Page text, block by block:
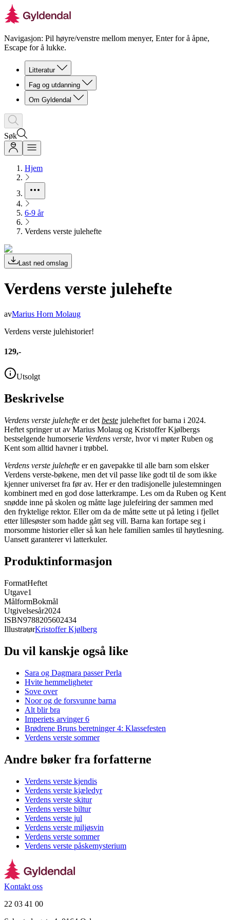
Navigasjon: Pil høyre/venstre mellom menyer, Enter for å åpne,
Escape for å lukke.
Litteratur
Fag og utdanning
Om Gyldendal
Søk
Hjem
6-9 år
Verdens verste julehefte
Last ned omslag
Verdens verste julehefte
avMarius Horn Molaug
Verdens verste julehistorier!
129,-
Utsolgt
Beskrivelse
Verdens verste julehefte er det beste juleheftet for barna i 2024.
Heftet springer ut av Marius Molaug og Kristoffer Kjølbergs
bestselgende humorserie Verdens verste, hvor vi møter Ruben og
Kent som alltid havner i trøbbel.
Verdens verste julehefte er en gavepakke til alle barn som elsker
Verdens verste-bøkene, men det vil passe like godt til de som ikke
kjenner universet fra før av. Her er den tradisjonelle julestemningen
kombinert med en god dose latterkrampe. Les om da Ruben og Kent
snødde inne på skolen og måtte lage julefeiring der sammen med
den fryktelige rektor. Eller om da de måtte sette ut på leting i fjellet
etter lillesøster som hadde gått seg vill. Barna kan fortape seg i
morsomme historier eller så kan hele familien samles til høytlesning.
Uansett garanterer vi latterkuler.
Produktinformasjon
FormatHeftet
Utgave1
MålformBokmål
Utgivelsesår2024
ISBN9788205602434
IllustratørKristoffer Kjølberg
Du vil kanskje også like
Sara og Dagmara passer Perla
Hvite hemmeligheter
Sove over
Noor og de forsvunne barna
Alt blir bra
Imperiets arvinger 6
Brødrene Bruns beretninger 4: Klassefesten
Verdens verste sommer
Andre bøker fra forfatterne
Verdens verste kjendis
Verdens verste kjæledyr
Verdens verste skitur
Verdens verste biltur
Verdens verste jul
Verdens verste miljøsvin
Verdens verste sommer
Verdens verste påskemysterium
Kontakt oss
22 03 41 00